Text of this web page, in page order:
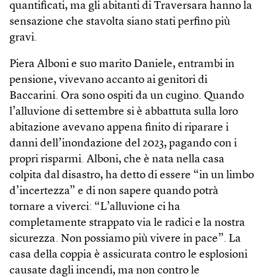
quantificati, ma gli abitanti di Traversara hanno la
sensazione che stavolta siano stati perfino più
gravi.
Piera Alboni e suo marito Daniele, entrambi in
pensione, vivevano accanto ai genitori di
Baccarini. Ora sono ospiti da un cugino. Quando
l’alluvione di settembre si è abbattuta sulla loro
abitazione avevano appena finito di riparare i
danni dell’inondazione del 2023, pagando con i
propri risparmi. Alboni, che è nata nella casa
colpita dal disastro, ha detto di essere “in un limbo
d’incertezza” e di non sapere quando potrà
tornare a viverci: “L’alluvione ci ha
completamente strappato via le radici e la nostra
sicurezza. Non possiamo più vivere in pace”. La
casa della coppia è assicurata contro le esplosioni
causate dagli incendi, ma non contro le